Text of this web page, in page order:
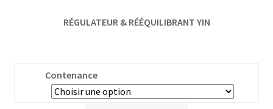
RÉGULATEUR & RÉÉQUILIBRANT YIN
Contenance